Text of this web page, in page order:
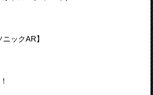
ックAR】